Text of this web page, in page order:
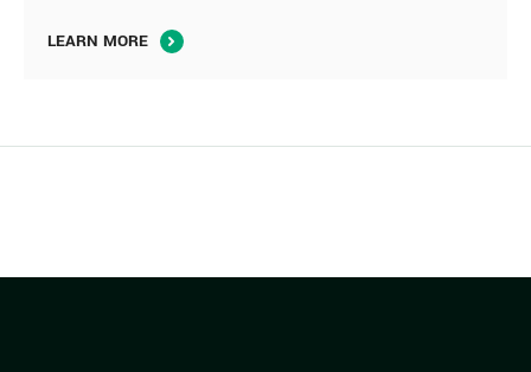
العملة الأمريكية مع تصاعد حالة عدم اليقين بشأن
LEARN MORE